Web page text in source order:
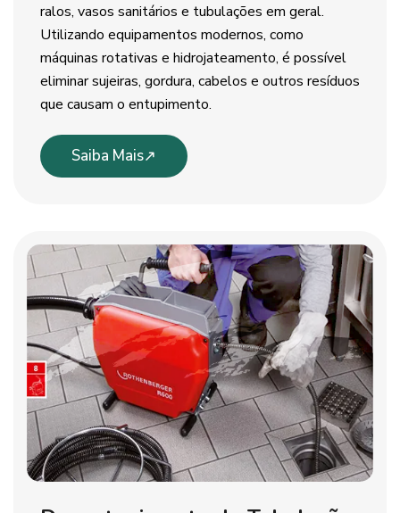
ralos, vasos sanitários e tubulações em geral.
Utilizando equipamentos modernos, como
máquinas rotativas e hidrojateamento, é possível
eliminar sujeiras, gordura, cabelos e outros resíduos
que causam o entupimento.
Saiba Mais